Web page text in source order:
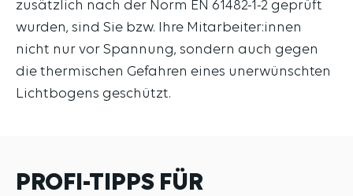
zusätzlich nach der Norm EN 61482-1-2 geprüft
wurden, sind Sie bzw. Ihre Mitarbeiter:innen
nicht nur vor Spannung, sondern auch gegen
die thermischen Gefahren eines unerwünschten
Lichtbogens geschützt.
PROFI-TIPPS FÜR